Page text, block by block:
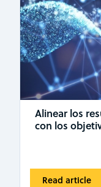
Alinear los
con los
Read article